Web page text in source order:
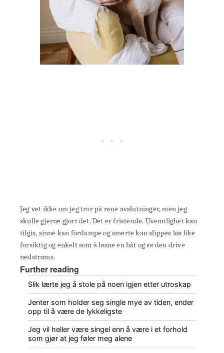
Jeg vet ikke om jeg tror på rene avslutninger, men jeg
skulle gjerne gjort det. Det er fristende. Uvennlighet kan
tilgis, sinne kan fordampe og smerte kan slippes løs like
forsiktig og enkelt som å løsne en båt og se den drive
nedstrøms.
Further reading
Slik lærte jeg å stole på noen igjen etter utroskap
Jenter som holder seg single mye av tiden, ender
opp til å være de lykkeligste
Jeg vil heller være singel enn å være i et forhold
som gjør at jeg føler meg alene